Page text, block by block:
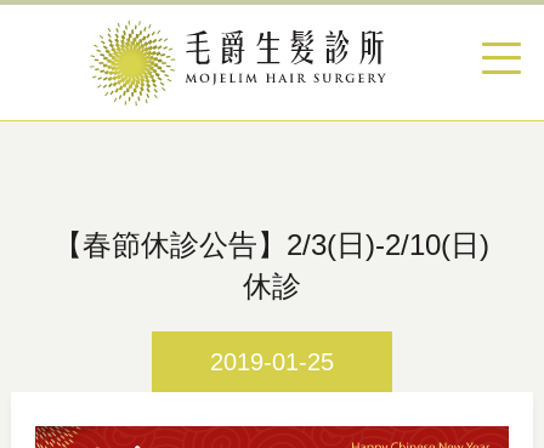
【春節休診公告】2/3(日)-2/10(日)
休診
2019-01-25